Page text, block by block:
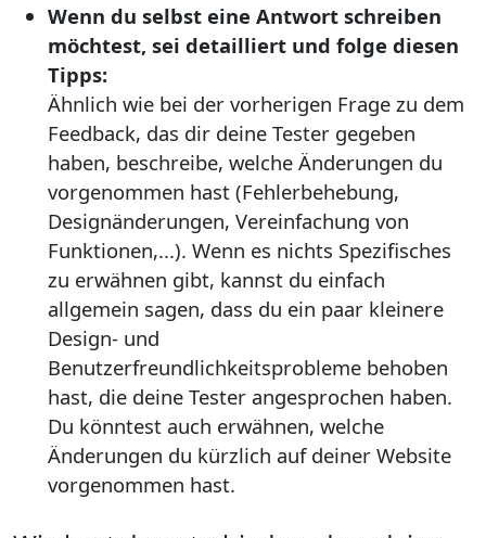
Wenn du selbst eine Antwort schreiben
möchtest, sei detailliert und folge diesen
Tipps:
Ähnlich wie bei der vorherigen Frage zu dem
Feedback, das dir deine Tester gegeben
haben, beschreibe, welche Änderungen du
vorgenommen hast (Fehlerbehebung,
Designänderungen, Vereinfachung von
Funktionen,...). Wenn es nichts Spezifisches
zu erwähnen gibt, kannst du einfach
allgemein sagen, dass du ein paar kleinere
Design- und
Benutzerfreundlichkeitsprobleme behoben
hast, die deine Tester angesprochen haben.
Du könntest auch erwähnen, welche
Änderungen du kürzlich auf deiner Website
vorgenommen hast.